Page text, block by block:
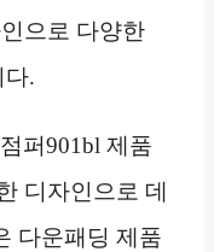
으로 다양한
다.
퍼901bl 제품
디자인으로 데
다운패딩 제품